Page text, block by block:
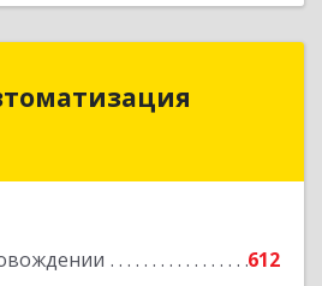
612
обл, Липецк г, Победы пл,